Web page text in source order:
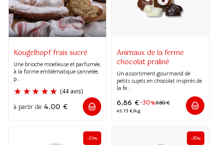
Kougelhopf frais sucré
Une brioche moelleuse et parfumée,
à la forme emblématique cannelée,
p...
à partir de 4,00 €
Animaux de la ferme
chocolat praliné
Un assortiment gourmand de
petits sujets en chocolat inspirés de
la fe...
-30%9,80€
6,86 €
45.73 €/kg
-25% -30%